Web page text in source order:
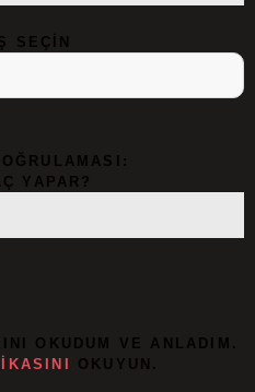
SEÇIN
YAPAR?
OKUDUM VE ANLADIM.
OKUYUN.